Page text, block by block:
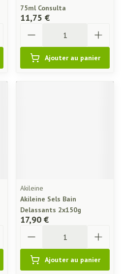
75ml Consulta
11,75 €
Ajouter au panier
Akileine
Akileine Sels Bain
Delassants 2x150g
17,90 €
Ajouter au panier